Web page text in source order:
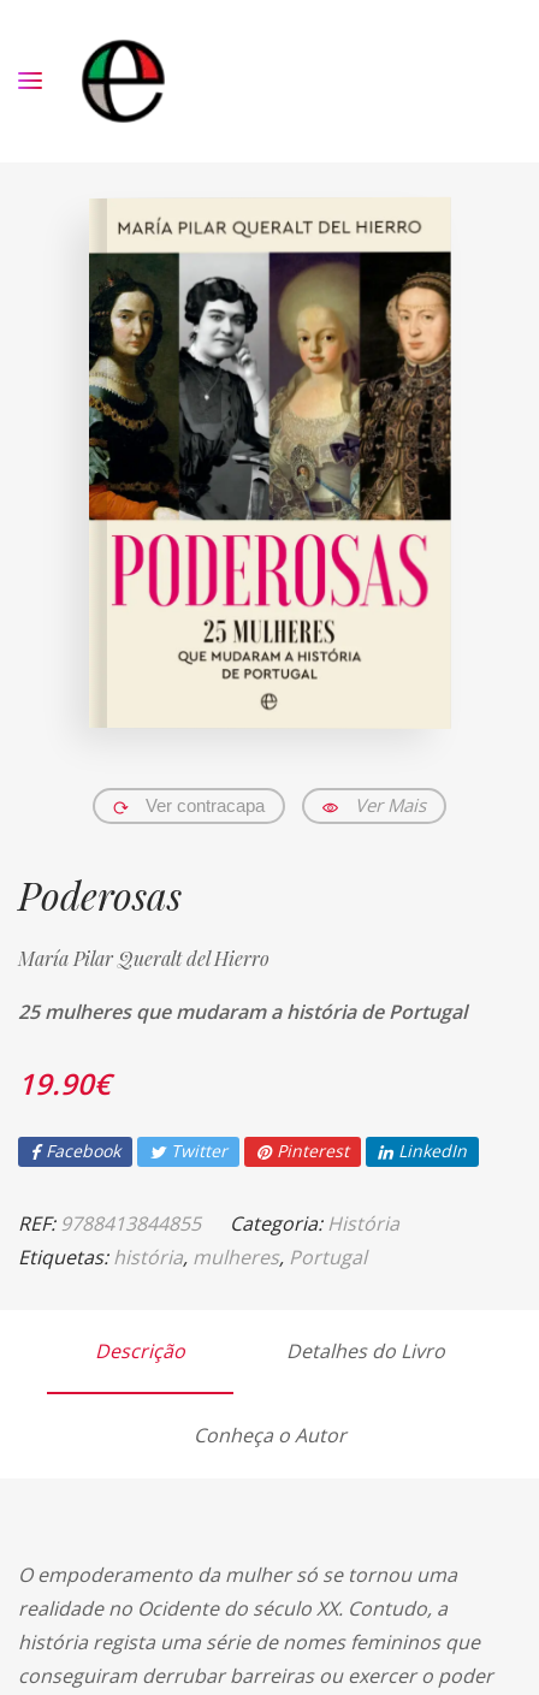
Ver contracapa Ver Mais
Poderosas
María Pilar Queralt del Hierro
25 mulheres que mudaram a história de Portugal
19.90€
Facebook Twitter Pinterest LinkedIn
REF:9788413844855 Categoria:História
Etiquetas:história, mulheres, Portugal
Descrição Detalhes do Livro
Conheça o Autor
O empoderamento da mulher só se tornou uma
realidade no Ocidente do século XX. Contudo, a
história regista uma série de nomes femininos que
conseguiram derrubar barreiras ou exercer o poder